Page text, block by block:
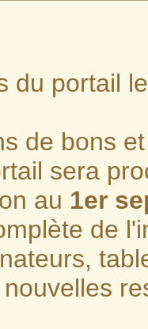
du portail
de bons
sera
au 1er
de